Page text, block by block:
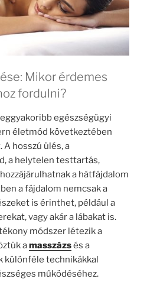
Mikor érdemes
fordulni?
egészségügyi
életmód következtében
hosszú ülés, a
a helytelen testtartás,
a hátfájdalom
a fájdalom nemcsak a
is érinthet, például a
vagy akár a lábakat is.
módszer létezik a
amasszázsés a
különféle technikákkal
működéséhez.